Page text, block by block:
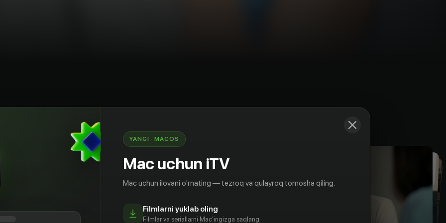
в браке с Максимом. Вскоре
проблемы: карьера оказывается
пациентки, а семейную жизнь
YANGI · MACOS
Mac uchun iTV
Mac uchun ilovani o'rnating — tezroq va qulayroq tomosha qiling.
Filmlarni yuklab oling
Filmlar va seriallarni Mac'ingizga saqlang.